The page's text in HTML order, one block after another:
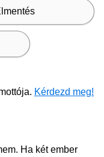
Kérdezd meg!
Ha két ember